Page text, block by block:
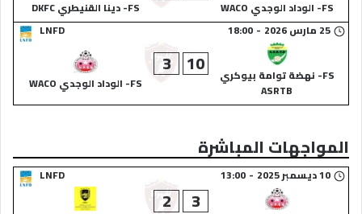
FS- الوداد الوجدي WACO
FS- دينا القنيطري DKFC
LNFD
25 مارس 2026 -
18:00
FS- نهضة توامة بيوكري
ASRTB
10
3
FS- الوداد الوجدي WACO
المواجهات المباشرة
LNFD 10 ديسمبر 2025 -
13:00
3
2